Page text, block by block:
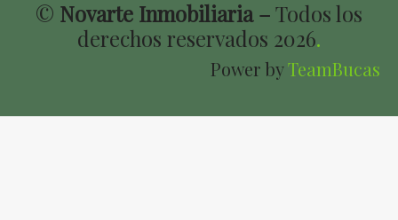
© Novarte Inmobiliaria –Todos los
derechos reservados 2026.
Power byTeamBucas